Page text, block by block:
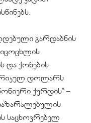
გარდაბნის
და ქონების
დოლარს
ქურდის“ –
საცხოვრებელ